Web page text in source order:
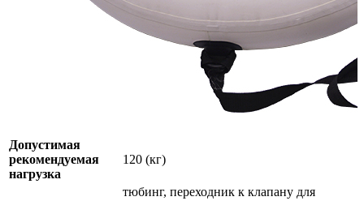
Допустимая
рекомендуемая
нагрузка
120 (кг)
тюбинг, переходник к клапану для